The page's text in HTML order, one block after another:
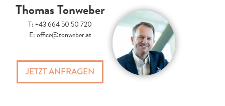
Thomas Tonweber
T:+43 664 50 50 720
E:office@tonweber.at
JETZT ANFRAGEN